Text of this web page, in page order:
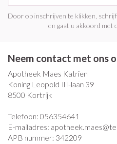
Door op inschrijven te klikken,
en gaat u akkoord met
Neem contact met ons
Apotheek Maes Katrien
Koning Leopold III-laan 39
8500 Kortrijk
Telefoon: 056354641
E-mailadres: apotheek.maes@
APB nummer: 342209